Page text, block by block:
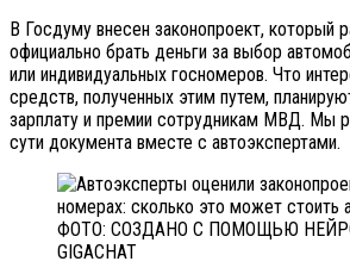
В Госдуму внесен законопроект, который
официально брать деньги за выбор
или индивидуальных госномеров. Что
средств, полученных этим путем,
зарплату и премии сотрудникам МВД. Мы
сути документа вместе с автоэкспертами.
ФОТО: СОЗДАНО С ПОМОЩЬЮ
GIGACHAT